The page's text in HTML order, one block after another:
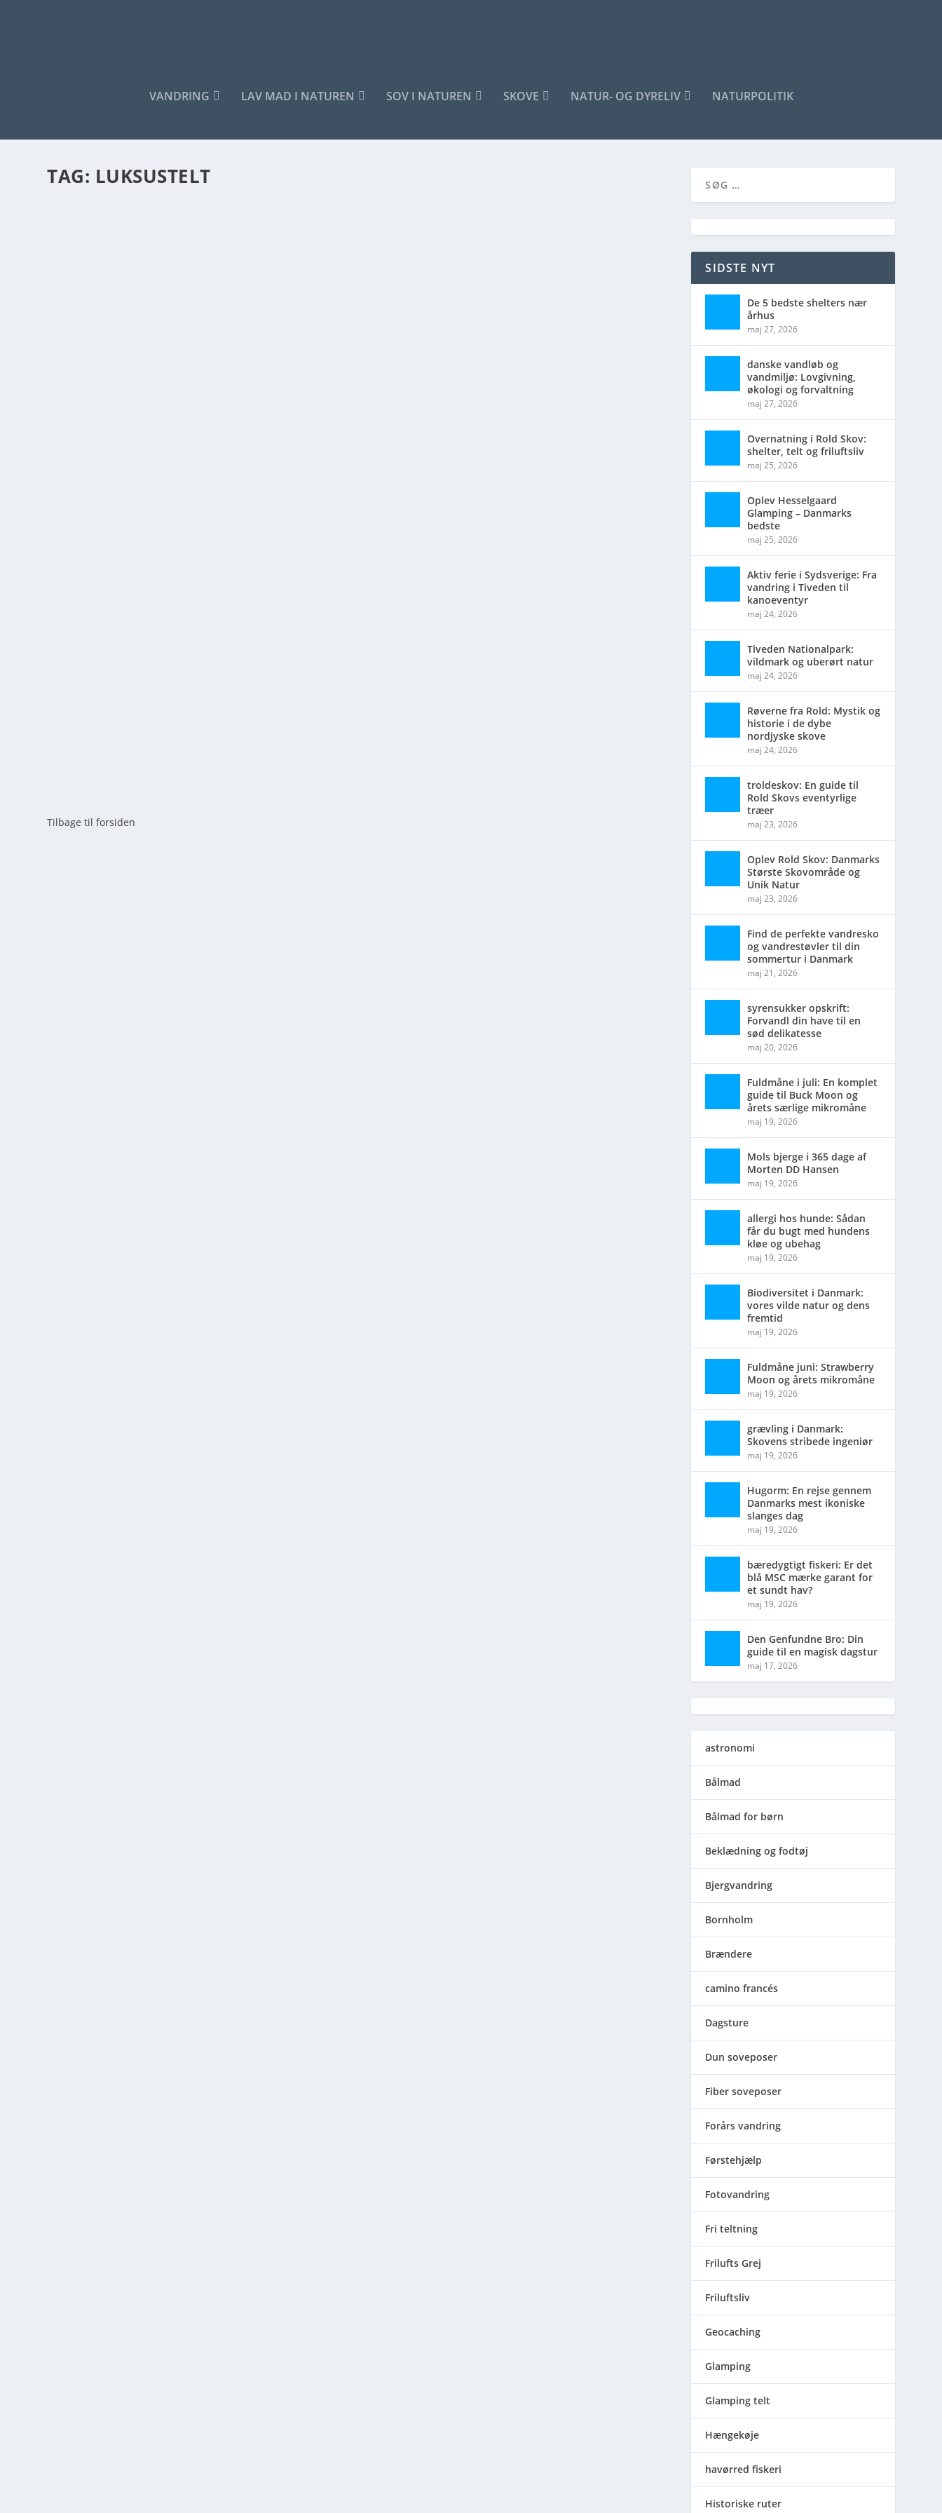
VANDRING LAV MAD I NATUREN SOV I NATUREN SKOVE NATUR- OG DYRELIV NATURPOLITIK
TAG: LUKSUSTELT
Tilbage til forsiden
SIDSTE NYT
De 5 bedste shelters nær
århus
maj 27, 2026
danske vandløb og
vandmiljø: Lovgivning,
økologi og forvaltning
maj 27, 2026
Overnatning i Rold Skov:
shelter, telt og friluftsliv
maj 25, 2026
Oplev Hesselgaard
Glamping – Danmarks
bedste
maj 25, 2026
Aktiv ferie i Sydsverige: Fra
vandring i Tiveden til
kanoeventyr
maj 24, 2026
Tiveden Nationalpark:
vildmark og uberørt natur
maj 24, 2026
Røverne fra Rold: Mystik og
historie i de dybe
nordjyske skove
maj 24, 2026
troldeskov: En guide til
Rold Skovs eventyrlige
træer
maj 23, 2026
Oplev Rold Skov: Danmarks
Største Skovområde og
Unik Natur
maj 23, 2026
Find de perfekte vandresko
og vandrestøvler til din
sommertur i Danmark
maj 21, 2026
syrensukker opskrift:
Forvandl din have til en
sød delikatesse
maj 20, 2026
Fuldmåne i juli: En komplet
guide til Buck Moon og
årets særlige mikromåne
maj 19, 2026
Mols bjerge i 365 dage af
Morten DD Hansen
maj 19, 2026
allergi hos hunde: Sådan
får du bugt med hundens
kløe og ubehag
maj 19, 2026
Biodiversitet i Danmark:
vores vilde natur og dens
fremtid
maj 19, 2026
Fuldmåne juni: Strawberry
Moon og årets mikromåne
maj 19, 2026
grævling i Danmark:
Skovens stribede ingeniør
maj 19, 2026
Hugorm: En rejse gennem
Danmarks mest ikoniske
slanges dag
maj 19, 2026
bæredygtigt fiskeri: Er det
blå MSC mærke garant for
et sundt hav?
maj 19, 2026
Den Genfundne Bro: Din
guide til en magisk dagstur
maj 17, 2026
astronomi
Bålmad
Bålmad for børn
Beklædning og fodtøj
Bjergvandring
Bornholm
Brændere
camino francés
Dagsture
Dun soveposer
Fiber soveposer
Forårs vandring
Førstehjælp
Fotovandring
Fri teltning
Frilufts Grej
Friluftsliv
Geocaching
Glamping
Glamping telt
Hængekøje
havørred fiskeri
Historiske ruter